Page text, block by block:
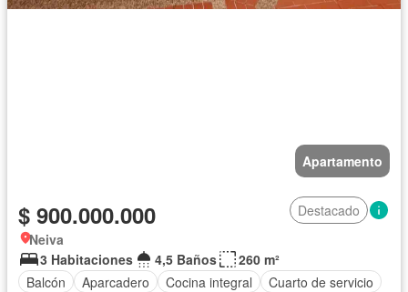
Apartamento
$ 900.000.000
Destacado
Neiva
3 Habitaciones
4,5 Baños
260 m²
Balcón
Aparcadero Cocina integral
Cuarto de servicio